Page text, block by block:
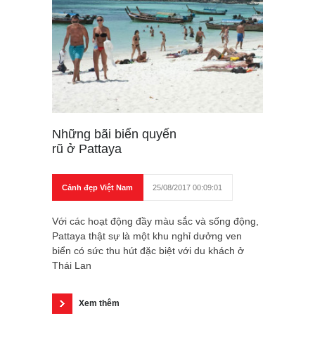
Những bãi biển quyến
rũ ở Pattaya
Cảnh đẹp Việt Nam 25/08/2017 00:09:01
Với các hoạt động đầy màu sắc và sống động,
Pattaya thật sự là một khu nghỉ dưởng ven
biển có sức thu hút đặc biệt với du khách ở
Thái Lan
Xem thêm